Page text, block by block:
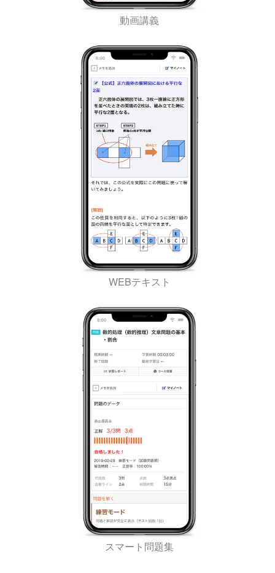
動画講義
WEBテキスト
スマート問題集